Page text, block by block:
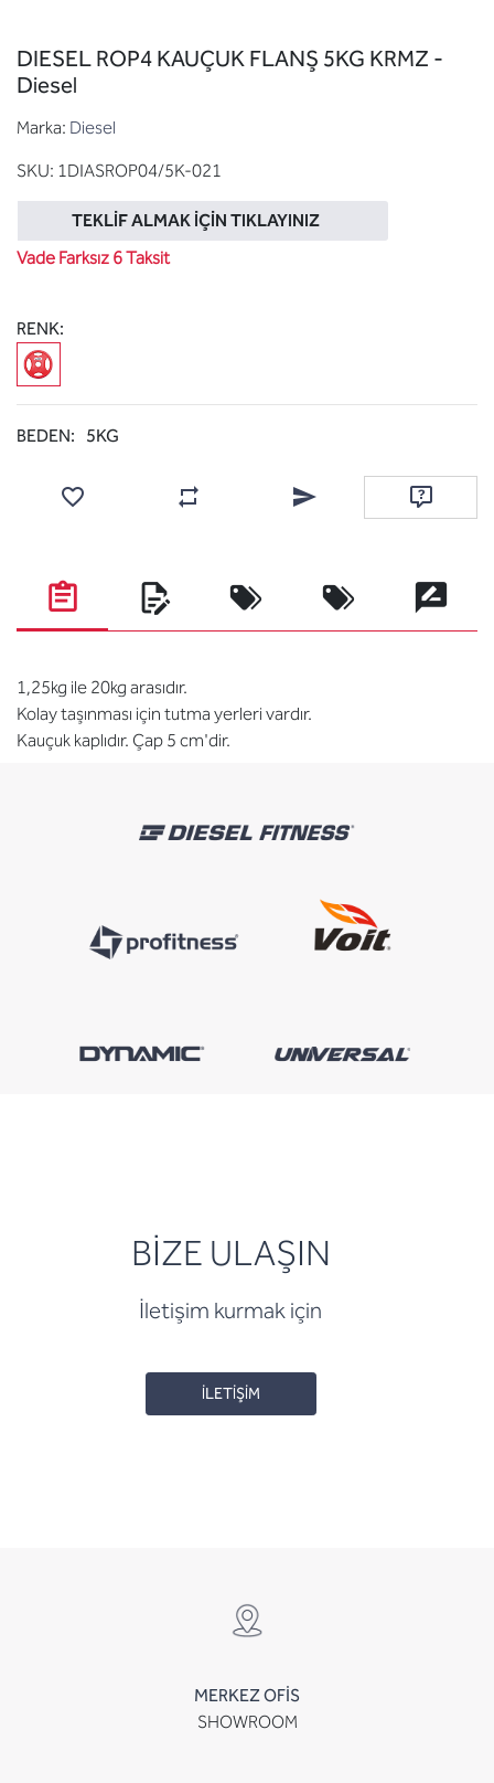
DIESEL ROP4 KAUÇUK FLANŞ 5KG KRMZ -
Diesel
Marka: Diesel
SKU: 1DIASROP04/5K-021
TEKLIF ALMAK İÇIN TIKLAYINIZ
Vade Farksız 6 Taksit
RENK:
BEDEN: 5KG
Karşılaştırma listesine ekleArkadaşına e-posta ile
Soru sor
1,25kg ile 20kg arasıdır.
Kolay taşınması için tutma yerleri vardır.
Kauçuk kaplıdır. Çap 5 cm'dir.
BİZE ULAŞIN
İletişim kurmak için
İLETİŞİM
MERKEZ OFİS
SHOWROOM